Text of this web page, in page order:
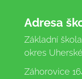
Adresa
Základní
okres
Záhorovice